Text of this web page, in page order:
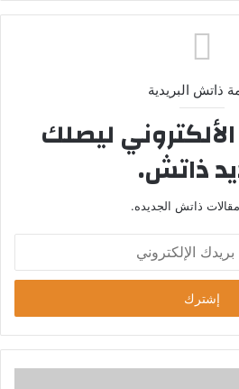
ذاتش البريدية
ليصلك
ذاتش.
ذاتش الجديده.